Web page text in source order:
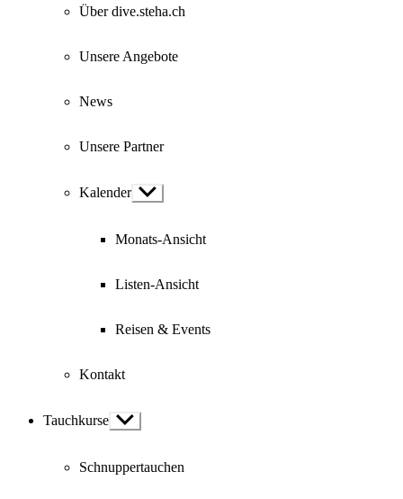
Über dive.steha.ch
Unsere Angebote
News
Unsere Partner
Kalender Show
sub
Monats-Ansicht
Listen-Ansicht
Reisen & Events
Kontakt
Tauchkurse Show
sub
Schnuppertauchen